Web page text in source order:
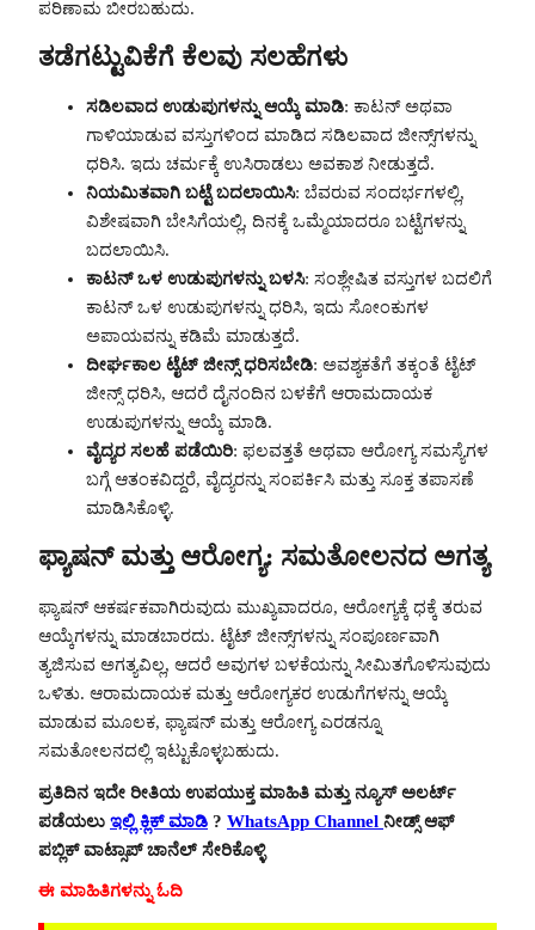
ಪರಿಣಾಮ ಬೀರಬಹುದು.
ತಡೆಗಟ್ಟುವಿಕೆಗೆ ಕೆಲವು ಸಲಹೆಗಳು
ಸಡಿಲವಾದ ಉಡುಪುಗಳನ್ನು ಆಯ್ಕೆ ಮಾಡಿ: ಕಾಟನ್ ಅಥವಾ
ಗಾಳಿಯಾಡುವ ವಸ್ತುಗಳಿಂದ ಮಾಡಿದ ಸಡಿಲವಾದ ಜೀನ್ಸ್‌ಗಳನ್ನು
ಧರಿಸಿ. ಇದು ಚರ್ಮಕ್ಕೆ ಉಸಿರಾಡಲು ಅವಕಾಶ ನೀಡುತ್ತದೆ.
ನಿಯಮಿತವಾಗಿ ಬಟ್ಟೆ ಬದಲಾಯಿಸಿ: ಬೆವರುವ ಸಂದರ್ಭಗಳಲ್ಲಿ,
ವಿಶೇಷವಾಗಿ ಬೇಸಿಗೆಯಲ್ಲಿ, ದಿನಕ್ಕೆ ಒಮ್ಮೆಯಾದರೂ ಬಟ್ಟೆಗಳನ್ನು
ಬದಲಾಯಿಸಿ.
ಕಾಟನ್ ಒಳ ಉಡುಪುಗಳನ್ನು ಬಳಸಿ: ಸಂಶ್ಲೇಷಿತ ವಸ್ತುಗಳ ಬದಲಿಗೆ
ಕಾಟನ್ ಒಳ ಉಡುಪುಗಳನ್ನು ಧರಿಸಿ, ಇದು ಸೋಂಕುಗಳ
ಅಪಾಯವನ್ನು ಕಡಿಮೆ ಮಾಡುತ್ತದೆ.
ದೀರ್ಘಕಾಲ ಟೈಟ್ ಜೀನ್ಸ್ ಧರಿಸಬೇಡಿ: ಅವಶ್ಯಕತೆಗೆ ತಕ್ಕಂತೆ ಟೈಟ್
ಜೀನ್ಸ್ ಧರಿಸಿ, ಆದರೆ ದೈನಂದಿನ ಬಳಕೆಗೆ ಆರಾಮದಾಯಕ
ಉಡುಪುಗಳನ್ನು ಆಯ್ಕೆ ಮಾಡಿ.
ವೈದ್ಯರ ಸಲಹೆ ಪಡೆಯಿರಿ: ಫಲವತ್ತತೆ ಅಥವಾ ಆರೋಗ್ಯ ಸಮಸ್ಯೆಗಳ
ಬಗ್ಗೆ ಆತಂಕವಿದ್ದರೆ, ವೈದ್ಯರನ್ನು ಸಂಪರ್ಕಿಸಿ ಮತ್ತು ಸೂಕ್ತ ತಪಾಸಣೆ
ಮಾಡಿಸಿಕೊಳ್ಳಿ.
ಫ್ಯಾಷನ್ ಮತ್ತು ಆರೋಗ್ಯ: ಸಮತೋಲನದ ಅಗತ್ಯ
ಫ್ಯಾಷನ್ ಆಕರ್ಷಕವಾಗಿರುವುದು ಮುಖ್ಯವಾದರೂ, ಆರೋಗ್ಯಕ್ಕೆ ಧಕ್ಕೆ ತರುವ
ಆಯ್ಕೆಗಳನ್ನು ಮಾಡಬಾರದು. ಟೈಟ್ ಜೀನ್ಸ್‌ಗಳನ್ನು ಸಂಪೂರ್ಣವಾಗಿ
ತ್ಯಜಿಸುವ ಅಗತ್ಯವಿಲ್ಲ, ಆದರೆ ಅವುಗಳ ಬಳಕೆಯನ್ನು ಸೀಮಿತಗೊಳಿಸುವುದು
ಒಳಿತು. ಆರಾಮದಾಯಕ ಮತ್ತು ಆರೋಗ್ಯಕರ ಉಡುಗೆಗಳನ್ನು ಆಯ್ಕೆ
ಮಾಡುವ ಮೂಲಕ, ಫ್ಯಾಷನ್ ಮತ್ತು ಆರೋಗ್ಯ ಎರಡನ್ನೂ
ಸಮತೋಲನದಲ್ಲಿ ಇಟ್ಟುಕೊಳ್ಳಬಹುದು.
ಪ್ರತಿದಿನ ಇದೇ ರೀತಿಯ ಉಪಯುಕ್ತ ಮಾಹಿತಿ ಮತ್ತು ನ್ಯೂಸ್ ಅಲರ್ಟ್
ಪಡೆಯಲು ಇಲ್ಲಿ ಕ್ಲಿಕ್ ಮಾಡಿ ? WhatsApp Channel ನೀಡ್ಸ್ ಆಫ್
ಪಬ್ಲಿಕ್ ವಾಟ್ಸಾಪ್ ಚಾನೆಲ್ ಸೇರಿಕೊಳ್ಳಿ
ಈ ಮಾಹಿತಿಗಳನ್ನು ಓದಿ